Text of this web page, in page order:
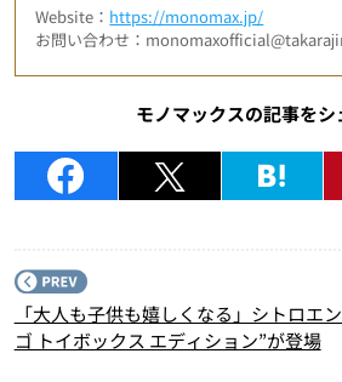
Website： https://monomax.jp/
お問い合わせ：
モノマックスの記事をシ
「大人も子供も嬉しくなる」シトロエ
ゴ トイボックス エディション”が登場